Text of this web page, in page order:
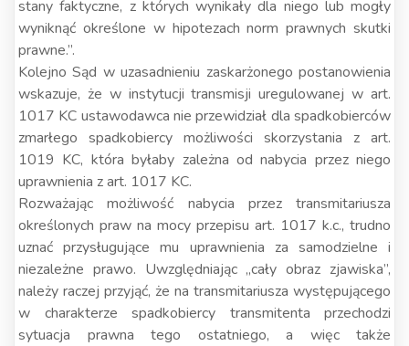
stany faktyczne, z których wynikały dla niego lub mogły
wyniknąć określone w hipotezach norm prawnych skutki
prawne.”.
Kolejno Sąd w uzasadnieniu zaskarżonego postanowienia
wskazuje, że w instytucji transmisji uregulowanej w art.
1017 KC ustawodawca nie przewidział dla spadkobierców
zmarłego spadkobiercy możliwości skorzystania z art.
1019 KC, która byłaby zależna od nabycia przez niego
uprawnienia z art. 1017 KC.
Rozważając możliwość nabycia przez transmitariusza
określonych praw na mocy przepisu art. 1017 k.c., trudno
uznać przysługujące mu uprawnienia za samodzielne i
niezależne prawo. Uwzględniając „cały obraz zjawiska”,
należy raczej przyjąć, że na transmitariusza występującego
w charakterze spadkobiercy transmitenta przechodzi
sytuacja prawna tego ostatniego, a więc także